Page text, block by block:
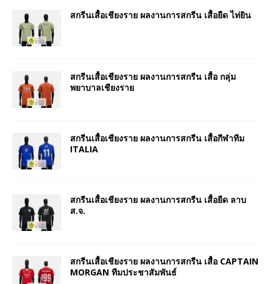
สกรีนเสื้อเชียงราย ผลงานการสกรีน เสื้อยืด ไท่ยิน
สกรีนเสื้อเชียงราย ผลงานการสกรีน เสื้อ กลุ่ม
พยาบาลเชียงราย
สกรีนเสื้อเชียงราย ผลงานการสกรีน เสื้อกีฬาทีม
ITALIA
สกรีนเสื้อเชียงราย ผลงานการสกรีน เสื้อยืด ลาบ
ส.จ.
สกรีนเสื้อเชียงราย ผลงานการสกรีน เสื้อ CAPTAIN
MORGAN ทีมประชาสัมพันธ์